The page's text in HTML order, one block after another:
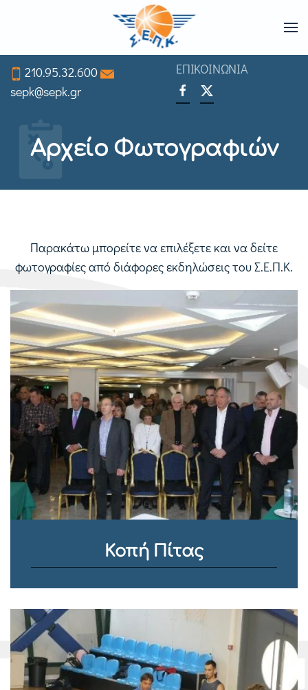
to
main
content
210.95.32.600
sepk@sepk.gr
ΕΠΙΚΟΙΝΩΝΙΑ
Αρχείο Φωτογραφιών
Παρακάτω μπορείτε να επιλέξετε και να δείτε
φωτογραφίες από διάφορες εκδηλώσεις του Σ.Ε.Π.Κ.
Κοπή Πίτας